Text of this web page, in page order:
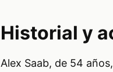
Historial y
Alex Saab, de 54